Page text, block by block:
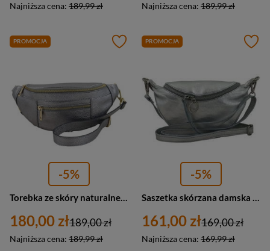
Najniższa cena: 189,99 zł Najniższa cena: 189,99 zł
PROMOCJA
-5%
180,00 zł
Najniższa cena: 189,99 zł
189,00 zł
PROMOCJA
-5%
161,00 zł
Najniższa cena: 169,99 zł
169,00 zł